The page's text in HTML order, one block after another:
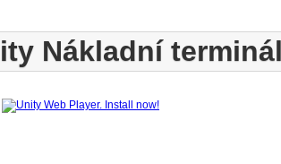
Nákladní